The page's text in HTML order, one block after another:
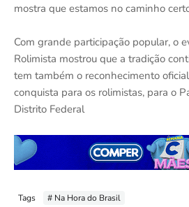
mostra que estamos no caminho
Com grande participação popular, o
Rolimista mostrou que a tradição
tem também o reconhecimento
conquista para os rolimistas, para o
Distrito Federal
Tags # Na Hora do Brasil